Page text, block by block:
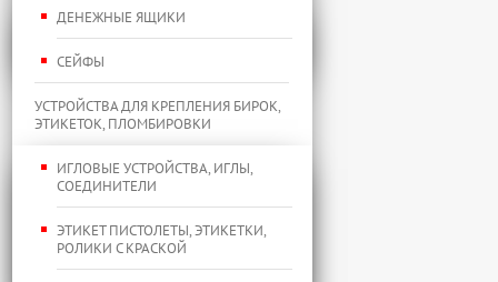
ДЕНЕЖНЫЕ ЯЩИКИ
СЕЙФЫ
УСТРОЙСТВА ДЛЯ КРЕПЛЕНИЯ БИРОК,
ЭТИКЕТОК, ПЛОМБИРОВКИ
ИГЛОВЫЕ УСТРОЙСТВА, ИГЛЫ,
СОЕДИНИТЕЛИ
ЭТИКЕТ ПИСТОЛЕТЫ, ЭТИКЕТКИ,
РОЛИКИ С КРАСКОЙ